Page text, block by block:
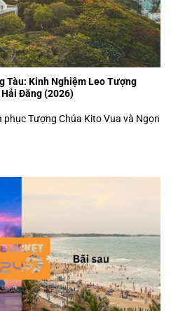
Tàu: Kinh Nghiệm Leo Tượng
Đăng (2026)
Tượng Chúa Kito Vua và Ngọn